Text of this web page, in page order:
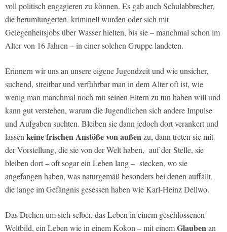
voll politisch engagieren zu können. Es gab auch Schulabbrecher,
die herumlungerten, kriminell wurden oder sich mit
Gelegenheitsjobs über Wasser hielten, bis sie – manchmal schon im
Alter von 16 Jahren – in einer solchen Gruppe landeten.
Erinnern wir uns an unsere eigene Jugendzeit und wie unsicher,
suchend, streitbar und verführbar man in dem Alter oft ist, wie
wenig man manchmal noch mit seinen Eltern zu tun haben will und
kann gut verstehen, warum die Jugendlichen sich andere Impulse
und Aufgaben suchten. Bleiben sie dann jedoch dort verankert und
lassenkeine frischen Anstöße von außenzu, dann treten sie mit
der Vorstellung, die sie von der Welt haben, auf der Stelle, sie
bleiben dort – oft sogar ein Leben lang – stecken, wo sie
angefangen haben, was naturgemäß besonders bei denen auffällt,
die lange im Gefängnis gesessen haben wie Karl-Heinz Dellwo.
Das Drehen um sich selber, das Leben in einem geschlossenen
Weltbild, ein Leben wie in einem Kokon – mit einemGlaubenan